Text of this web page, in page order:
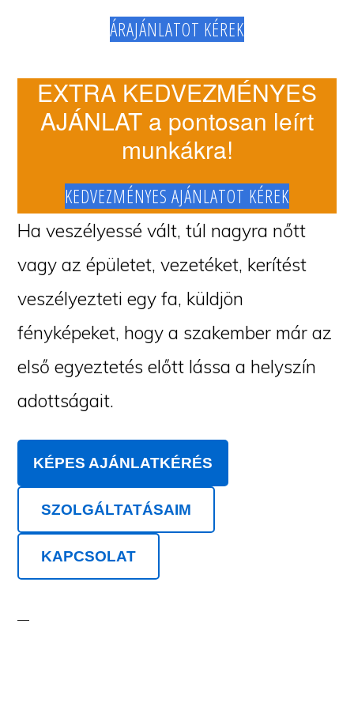
ÁRAJÁNLATOT KÉREK
EXTRA KEDVEZMÉNYES
AJÁNLAT a pontosan leírt
munkákra!
KEDVEZMÉNYES AJÁNLATOT KÉREK
Ha veszélyessé vált, túl nagyra nőtt
vagy az épületet, vezetéket, kerítést
veszélyezteti egy fa, küldjön
fényképeket, hogy a szakember már az
első egyeztetés előtt lássa a helyszín
adottságait.
KÉPES AJÁNLATKÉRÉS
SZOLGÁLTATÁSAIM
KAPCSOLAT